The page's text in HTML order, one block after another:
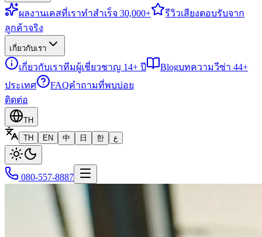
ผลงานเคสที่เราทำสำเร็จ 30,000+ รีวิวเสียงตอบรับจาก
ลูกค้าจริง
เกี่ยวกับเรา
เกี่ยวกับเราทีมผู้เชี่ยวชาญ 14+ ปี Blogบทความวีซ่า 44+
ประเทศ
FAQคำถามที่พบบ่อย
ติดต่อ
TH
TH
EN 中 日 한 ع
080-557-8887